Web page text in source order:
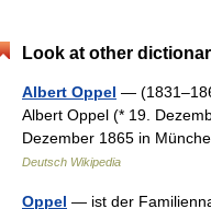
Look at other
Albert Oppel —
Albert Oppel (* 19.
Dezember 1865 in
Deutsch Wikipedia
Oppel — ist der